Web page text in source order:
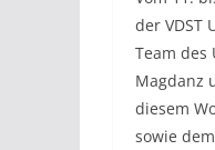
der VDST
Team des
Magdanz
diesem
sowie